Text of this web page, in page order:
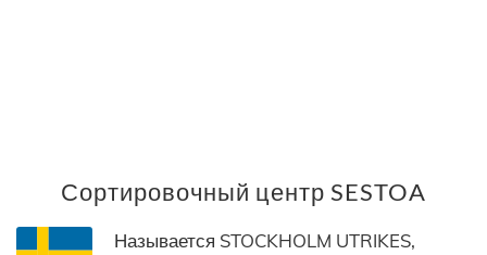
Сортировочный центр SESTOA
Называется STOCKHOLM UTRIKES,